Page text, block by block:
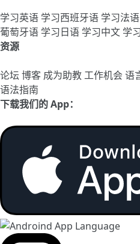
学习英语 学习西班牙语 学习法语
葡萄牙语 学习日语 学习中文 学
资源
论坛 博客 成为助教工作机会语
语法指南
下载我们的 App：